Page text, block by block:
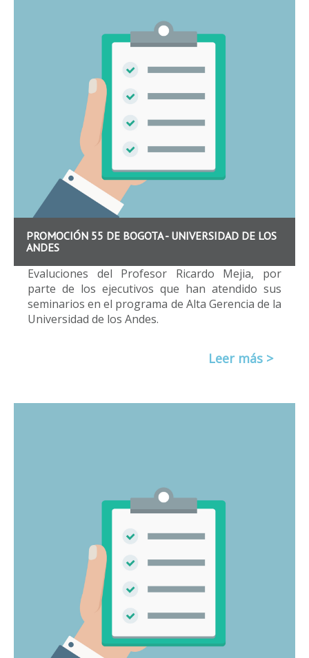
PROMOCIÓN 55 DE BOGOTA - UNIVERSIDAD DE LOS
ANDES
Evaluciones del Profesor Ricardo Mejia, por
parte de los ejecutivos que han atendido sus
seminarios en el programa de Alta Gerencia de la
Universidad de los Andes.
Leer más >